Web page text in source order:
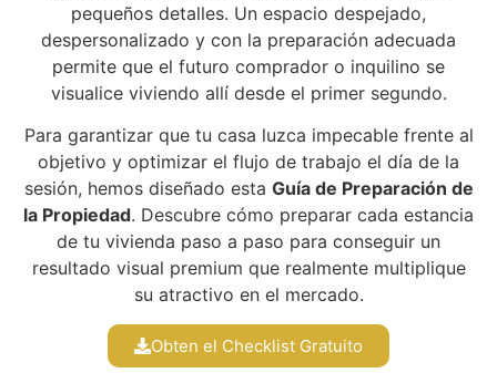
pequeños detalles. Un espacio despejado,
despersonalizado y con la preparación adecuada
permite que el futuro comprador o inquilino se
visualice viviendo allí desde el primer segundo.
Para garantizar que tu casa luzca impecable frente al
objetivo y optimizar el flujo de trabajo el día de la
sesión, hemos diseñado esta Guía de Preparación de
la Propiedad. Descubre cómo preparar cada estancia
de tu vivienda paso a paso para conseguir un
resultado visual premium que realmente multiplique
su atractivo en el mercado.
Obten el Checklist Gratuito